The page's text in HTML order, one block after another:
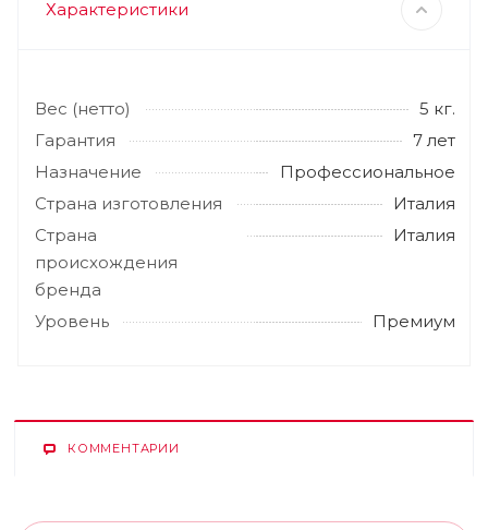
Характеристики
Вес (нетто)
5 кг.
Гарантия
7 лет
Назначение
Профессиональное
Страна изготовления
Италия
Страна
происхождения
бренда
Италия
Уровень Премиум
КОММЕНТАРИИ